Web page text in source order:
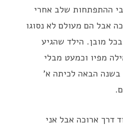
ההתפתחות שלב אחרי
אבל הם מעולם לא נסוגו
מובן. הילד שהגיע
מפיו וכמעט מבלי
בשנה הבאה לכיתה א’
דרך ארוכה אבל אני